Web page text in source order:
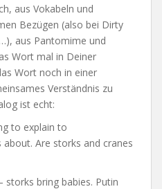
aus Vokabeln und
Bezügen (also bei Dirty
aus Pantomime und
Wort mal in Deiner
Wort noch in einer
Verständnis zu
ist echt:
to explain to
Are storks and cranes
storks bring babies. Putin